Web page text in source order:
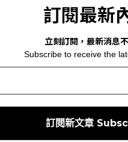
訂閱最新
立刻訂閱，最新消息
Subscribe to receive the